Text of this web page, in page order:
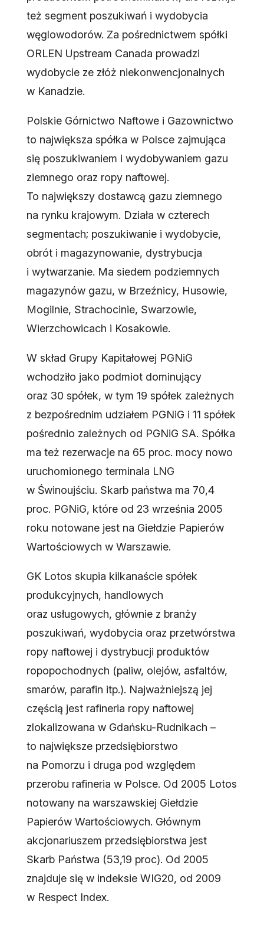
też segment poszukiwań i wydobycia
węglowodorów. Za pośrednictwem spółki
ORLEN Upstream Canada prowadzi
wydobycie ze złóż niekonwencjonalnych
w Kanadzie.
Polskie Górnictwo Naftowe i Gazownictwo
to największa spółka w Polsce zajmująca
się poszukiwaniem i wydobywaniem gazu
ziemnego oraz ropy naftowej.
To największy dostawcą gazu ziemnego
na rynku krajowym. Działa w czterech
segmentach; poszukiwanie i wydobycie,
obrót i magazynowanie, dystrybucja
i wytwarzanie. Ma siedem podziemnych
magazynów gazu, w Brzeźnicy, Husowie,
Mogilnie, Strachocinie, Swarzowie,
Wierzchowicach i Kosakowie.
W skład Grupy Kapitałowej PGNiG
wchodziło jako podmiot dominujący
oraz 30 spółek, w tym 19 spółek zależnych
z bezpośrednim udziałem PGNiG i 11 spółek
pośrednio zależnych od PGNiG SA. Spółka
ma też rezerwacje na 65 proc. mocy nowo
uruchomionego terminala LNG
w Świnoujściu. Skarb państwa ma 70,4
proc. PGNiG, które od 23 września 2005
roku notowane jest na Giełdzie Papierów
Wartościowych w Warszawie.
GK Lotos skupia kilkanaście spółek
produkcyjnych, handlowych
oraz usługowych, głównie z branży
poszukiwań, wydobycia oraz przetwórstwa
ropy naftowej i dystrybucji produktów
ropopochodnych (paliw, olejów, asfaltów,
smarów, parafin itp.). Najważniejszą jej
częścią jest rafineria ropy naftowej
zlokalizowana w Gdańsku-Rudnikach –
to największe przedsiębiorstwo
na Pomorzu i druga pod względem
przerobu rafineria w Polsce. Od 2005 Lotos
notowany na warszawskiej Giełdzie
Papierów Wartościowych. Głównym
akcjonariuszem przedsiębiorstwa jest
Skarb Państwa (53,19 proc). Od 2005
znajduje się w indeksie WIG20, od 2009
w Respect Index.